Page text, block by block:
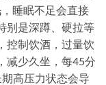
睡眠不足会直接
别是深蹲、硬拉等
控制饮酒，过量饮
减少久坐，每45分
高压力状态会导